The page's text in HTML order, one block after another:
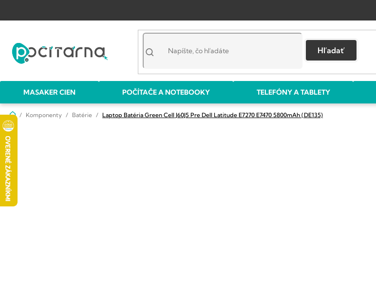
obsah
Hľadať
MASAKER CIEN POČÍTAČE A NOTEBOOKY TELEFÓNY A TABLETY
DomovKomponenty Batérie Laptop Batéria Green Cell J60J5 Pre Dell Latitude E7270 E7470 5800mAh (DE135)